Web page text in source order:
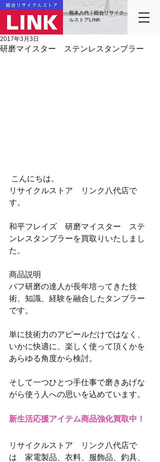
熊本八代｜総合リサイク
ルストアLINK
研磨マイスター ステンレスタンブラー
2017年3月3日
こんにちは。
リサイクルストア　リンク八代店で
す。
和平フレイズ　研磨マイスター　ステ
ンレスタンブラーを買取りいたしまし
た。
商品説明
バフ研磨の達人が長年培ってきた技
術、知識、経験を融合したタンブラー
です。
単に技術力のアピールだけではなく、
いかに快適に、楽しく使って頂くかを
あらゆる角度から検討。
そして一つひとつ手仕事で磨きあげな
がら使う人への思いを込めています。
新生活応援アイテム商品強化買取中！
リサイクルストア　リンク八代店で
は　家電製品、衣料、服飾品、釣具、